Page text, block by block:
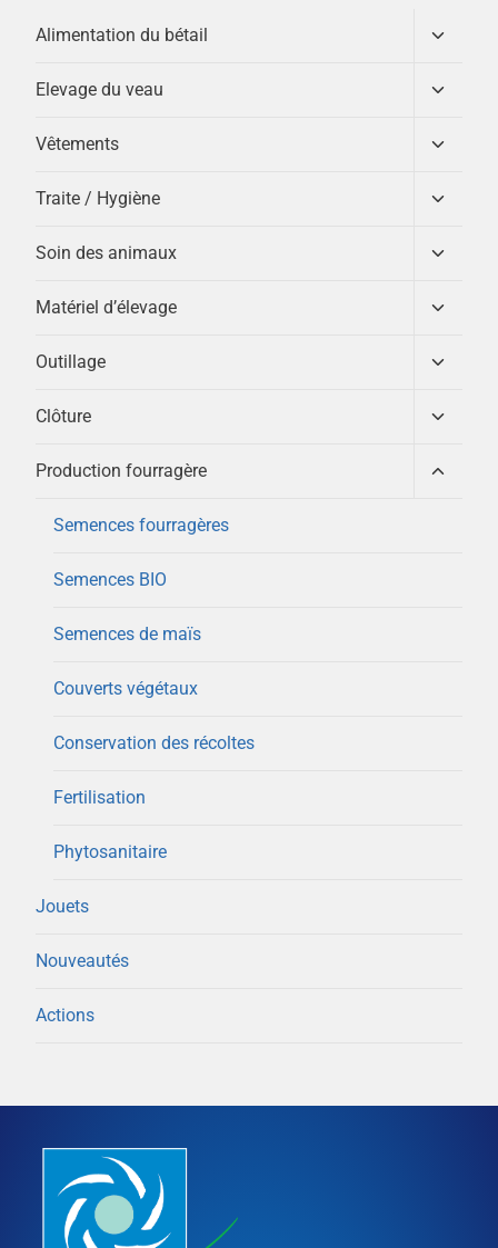
Alimentation du bétail
Ouvrir/
menu
Elevage du veau
Ouvrir/
menu
Vêtements
Ouvrir/
menu
Traite / Hygiène
Ouvrir/
menu
Soin des animaux
Ouvrir/
menu
Matériel d’élevage
Ouvrir/
menu
Outillage
Ouvrir/
menu
Clôture
Ouvrir/
menu
Production fourragère
Ouvrir/
Semences fourragères
Semences BIO
Semences de maïs
Couverts végétaux
Conservation des récoltes
Fertilisation
Phytosanitaire
Jouets
Nouveautés
Actions